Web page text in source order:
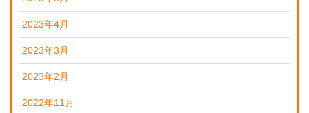
2023年4月
2023年3月
2023年2月
2022年11月